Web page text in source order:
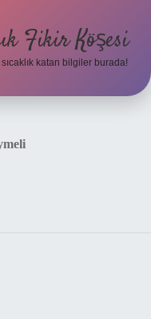
Fikir Köşesi
sıcaklık katan bilgiler burada!